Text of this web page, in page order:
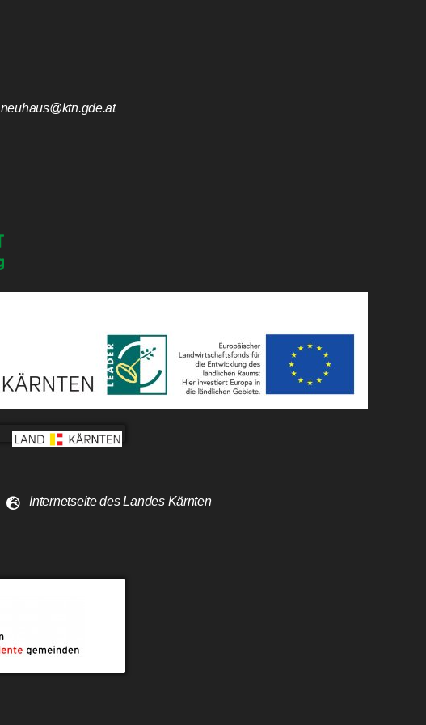
neuhaus@ktn.gde.at
Internetseite des Landes Kärnten